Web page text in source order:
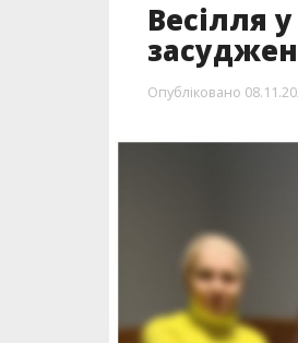
Весілля
Опубліковано